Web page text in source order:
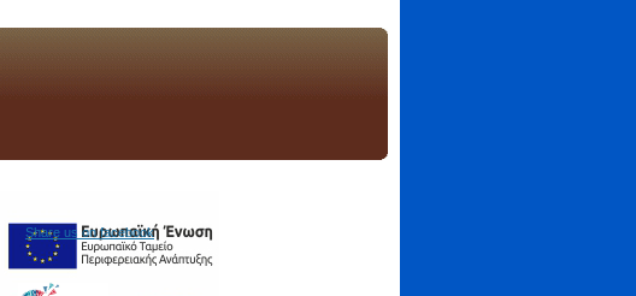
Share us on facebook